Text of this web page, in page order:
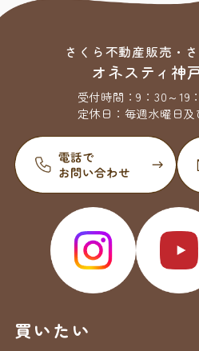
さくら不動産販売・
オネスティ神
受付時間：9：30～19
定休日： 毎週水曜日及
買いたい